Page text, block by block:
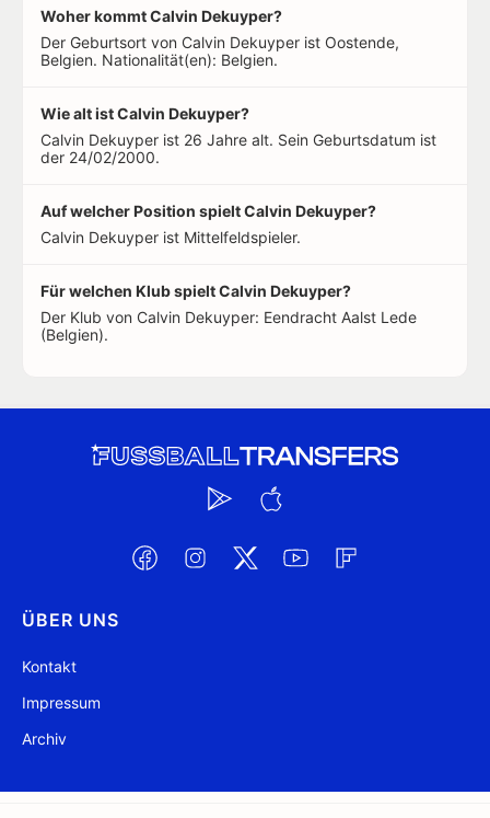
Woher kommt Calvin Dekuyper?
Der Geburtsort von Calvin Dekuyper ist Oostende,
Belgien. Nationalität(en): Belgien.
Wie alt ist Calvin Dekuyper?
Calvin Dekuyper ist 26 Jahre alt. Sein Geburtsdatum ist
der 24/02/2000.
Auf welcher Position spielt Calvin Dekuyper?
Calvin Dekuyper ist Mittelfeldspieler.
Für welchen Klub spielt Calvin Dekuyper?
Der Klub von Calvin Dekuyper: Eendracht Aalst Lede
(Belgien).
ÜBER UNS
Kontakt
Impressum
Archiv